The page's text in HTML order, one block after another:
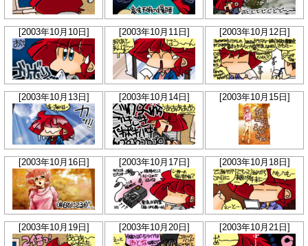
[2003年10月10日] [2003年10月11日] [2003年10月12日]
[2003年10月13日] [2003年10月14日] [2003年10月15日]
[2003年10月16日] [2003年10月17日] [2003年10月18日]
[2003年10月19日] [2003年10月20日] [2003年10月21日]